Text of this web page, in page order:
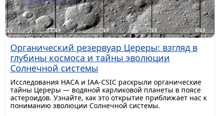
Органический резервуар Цереры: взгляд в
глубины космоса и тайны эволюции
Солнечной системы
Исследования НАСА и IAA-CSIC раскрыли органические
тайны Цереры — водяной карликовой планеты в поясе
астероидов. Узнайте, как это открытие приближает нас к
пониманию эволюции Солнечной системы.